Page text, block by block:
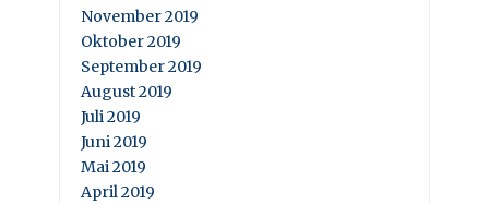
November 2019
Oktober 2019
September 2019
August 2019
Juli 2019
Juni 2019
Mai 2019
April 2019